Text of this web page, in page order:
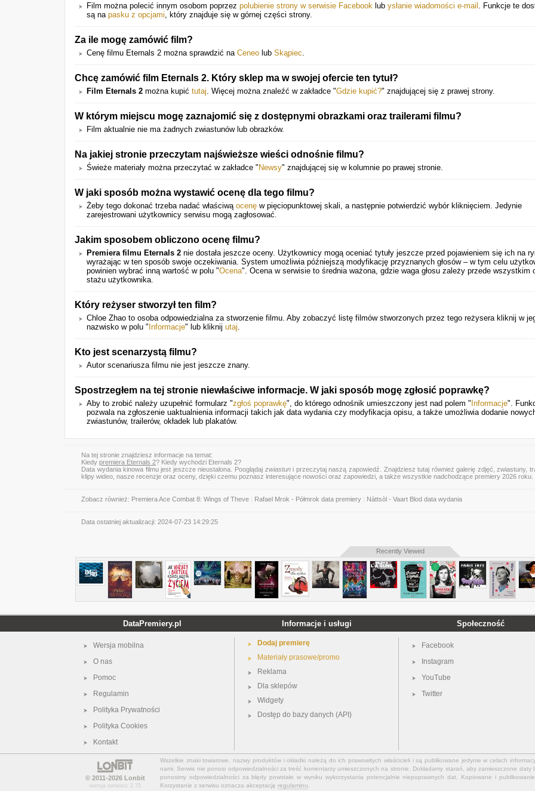
Film można polecić innym osobom poprzez polubienie strony w serwisie Facebook lub ysłanie wiadomości e-mail . Funkcje te
są na pasku z opcjami, który znajduje się w górnej części strony.
Za ile mogę zamówić film?
Cenę filmu Eternals 2 można sprawdzić na Ceneo lub Skąpiec.
Chcę zamówić film Eternals 2. Który sklep ma w swojej ofercie ten tytuł?
Film Eternals 2 można kupić tutaj. Więcej można znaleźć w zakładce "Gdzie kupić?" znajdującej się z prawej strony.
W którym miejscu mogę zaznajomić się z dostępnymi obrazkami oraz trailerami filmu?
Film aktualnie nie ma żadnych zwiastunów lub obrazków.
Na jakiej stronie przeczytam najświeższe wieści odnośnie filmu?
Świeże materiały można przeczytać w zakładce " Newsy" znajdującej się w kolumnie po prawej stronie.
W jaki sposób można wystawić ocenę dla tego filmu?
Żeby tego dokonać trzeba nadać właściwą ocenę w pięciopunktowej skali, a następnie potwierdzić wybór kliknięciem. Jedynie
zarejestrowani użytkownicy serwisu mogą zagłosować.
Jakim sposobem obliczono ocenę filmu?
Premiera filmu Eternals 2 nie dostała jeszcze oceny. Użytkownicy mogą oceniać tytuły jeszcze przed pojawieniem się ich na
wyrażając w ten sposób swoje oczekiwania. System umożliwia późniejszą modyfikację przyznanych głosów – w tym celu
powinien wybrać inną wartość w polu "Ocena". Ocena w serwisie to średnia ważona, gdzie waga głosu zależy przede wszystkim
stażu użytkownika.
Który reżyser stworzył ten film?
Chloe Zhao to osoba odpowiedzialna za stworzenie filmu. Aby zobaczyć listę filmów stworzonych przez tego reżysera kliknij w
nazwisko w polu " Informacje" lub kliknij utaj.
Kto jest scenarzystą filmu?
Autor scenariusza filmu nie jest jeszcze znany.
Spostrzegłem na tej stronie niewłaściwe informacje. W jaki sposób mogę zgłosić poprawkę?
Aby to zrobić należy uzupełnić formularz "zgłoś poprawkę", do którego odnośnik umieszczony jest nad polem " Informacje".
pozwala na zgłoszenie uaktualnienia informacji takich jak data wydania czy modyfikacja opisu, a także umożliwia dodanie
zwiastunów, trailerów, okładek lub plakatów.
Na tej stronie znajdziesz informacje na temat:
Kiedy premiera Eternals 2? Kiedy wychodzi Eternals 2?
Data wydania kinowa filmu jest jeszcze nieustalona. Pooglądaj zwiastuni przeczytaj naszą zapowiedź. Znajdziesz tutaj również galerię zdjęć, zwiastuny,
klipy wideo, nasze recenzje oraz oceny, dzięki czemu poznasz interesujące nowości oraz zapowiedzi, a także wszystkie nadchodzące premiery 2026 roku.
Zobacz również: Premiera Ace Combat 8: Wings of Theve Rafael Mrok - Półmrok data premiery Nàttsòl - Vaart Blod data wydania
Data ostatniej aktualizacji: 2024-07-23 14:29:25
Recently Viewed
DataPremiery.pl
Wersja mobilna
O nas
Pomoc
Regulamin
Polityka Prywatności
Polityka Cookies
Kontakt
Informacje i usługi
Dodaj premierę
Materiały prasowe/promo
Reklama
Dla sklepów
Widgety
Dostęp do bazy danych (API)
Społeczność
Facebook
Instagram
YouTube
Twitter
© 2011-2026 Lonbit
wersja serwisu: 2.75
Wszelkie znaki towarowe, nazwy produktów i okładki należą do ich prawowitych właścicieli i są publikowane jedynie w celach
nami. Serwis nie ponosi odpowiedzialności za treść komentarzy umieszczonych na stronie. Dokładamy starań, aby zamieszczone
ponosimy odpowiedzialności za błędy powstałe w wyniku wykorzystania potencjalnie niepoprawnych dat. Kopiowane i
Korzystanie z serwisu oznacza akceptację regulaminu